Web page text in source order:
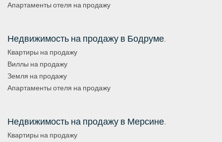
Апартаменты отеля на продажу
Недвижимость на продажу в Бодруме.
Квартиры на продажу
Виллы на продажу
Земля на продажу
Апартаменты отеля на продажу
Недвижимость на продажу в Мерсине.
Квартиры на продажу